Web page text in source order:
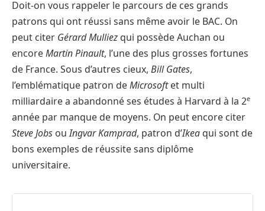
Doit-on vous rappeler le parcours de ces grands
patrons qui ont réussi sans même avoir le BAC. On
peut citer Gérard Mulliez qui possède Auchan ou
encoreMartin Pinault, l’une des plus grosses fortunes
de France. Sous d’autres cieux, Bill Gates,
l’emblématique patron deMicrosoftet multi
milliardaire a abandonné ses études à Harvard à la 2e
année par manque de moyens. On peut encore citer
Steve Jobs ouIngvar Kamprad, patron d’Ikea qui sont de
bons exemples de réussite sans diplôme
universitaire.